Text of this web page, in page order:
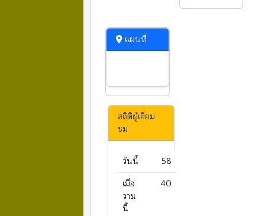
แผนที่
สถิติผู้เยี่ยม
ชม
วันนี้
58
เมื่อ
วาน
นี้
40